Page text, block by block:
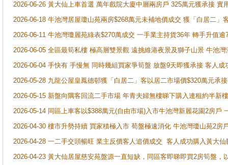
2026-06-26 黃大仙上車首選 萬年戲院大廈中層兩房戶 325萬元獲承接 實
2026-06-18 牛池灣居屋瓊山苑兩房$268萬元未補地價成交 獲「白居二」
2026-06-11 牛池灣瓊麗苑綠表$270萬成交 一手業主持貨36年 轉手升值逾
2026-06-05 全區最筍私樓 極高層雙景觀 遠挑維港夜景及獅子山景 牛池
2026-06-04 手快有 手慢無 同時幾組買家爭筍盤 放盤9天即獲承接 客人
2026-05-28 九龍公屋皇鳳德邨獲「白居二」客以居二市場價$320萬元承接
2026-05-15 新盤向隅客回流二手市場 年青夫婦無樓睇下購入連租約半新
2026-05-14 同區上車客以$388萬元(自由市場)入市牛池灣新麗花園2房戶
2026-04-30 樓市升勢持續 買家積極入市 荀盤極速消化 牛池灣瓊山苑2房
2026-04-28 一二手交頭暢旺 業主反價客人追價成交 客人成功購入黃大
2026-04-23 黃大仙居屋慈安苑盤源一直短缺，同區客即睇即買2房筍盤，